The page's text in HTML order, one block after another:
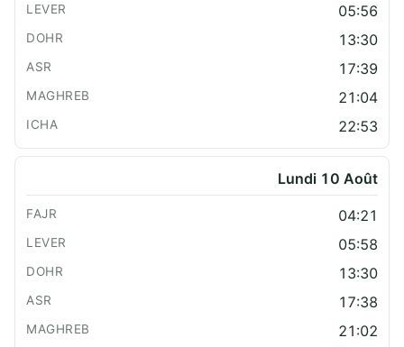
05:56
13:30
17:39
21:04
22:53
Lundi 10 Août
04:21
05:58
13:30
17:38
21:02